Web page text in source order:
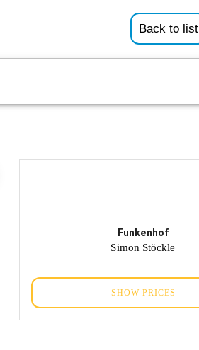
Back to list
Funkenhof
Simon Stöckle
SHOW PRICES